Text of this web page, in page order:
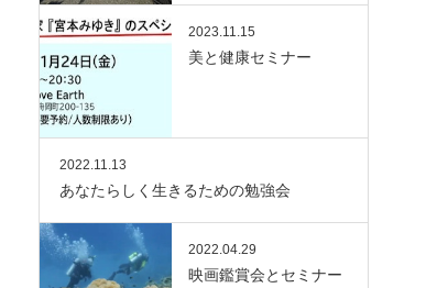
2023.11.15
美と健康セミナー
2022.11.13
あなたらしく生きるための勉強会
2022.04.29
映画鑑賞会とセミナー